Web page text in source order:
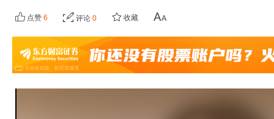
点赞 6 评论 0 收藏